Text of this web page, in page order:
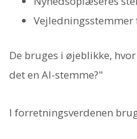
De bruges i øjeblikke,
det en AI-stemme?"
I forretningsverdenen